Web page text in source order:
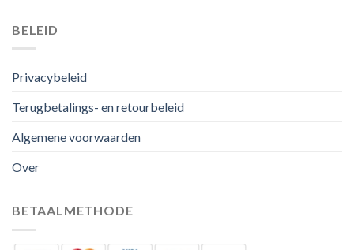
BELEID
Privacybeleid
Terugbetalings- en retourbeleid
Algemene voorwaarden
Over
BETAALMETHODE